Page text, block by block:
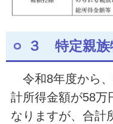
３ 特定親族
令和8年度から
計所得金額が58万
なりますが、合計